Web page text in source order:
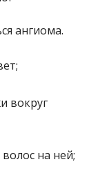
ангиома.
вокруг
на ней;